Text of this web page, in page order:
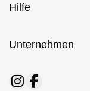
Hilfe
Unternehmen